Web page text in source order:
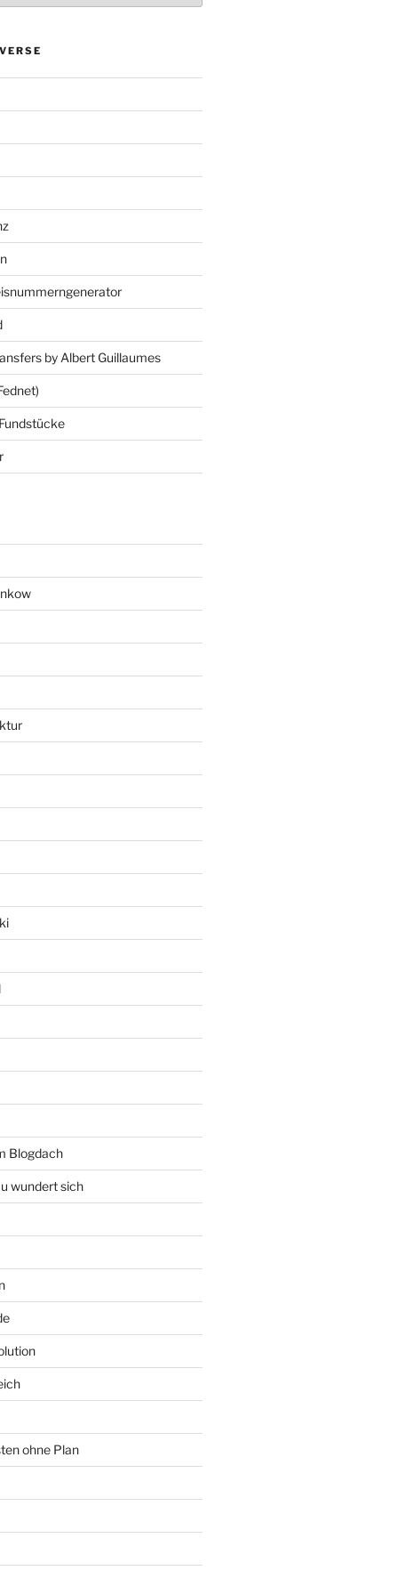
by Albert Guillaumes
Blogdach
wundert sich
ohne Plan